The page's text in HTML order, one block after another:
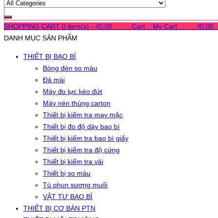
SHOPPING CART 0 item(s) - ₫0.00 Cart My Cart ₫0.00
DANH MỤC SẢN PHẨM
THIẾT BỊ BAO BÌ
Bóng đèn so màu
Đá mài
Máy đo lực kéo đứt
Máy nén thùng carton
Thiết bị kiểm tra may mặc
Thiết bị đo độ dày bao bì
Thiết bị kiểm tra bao bì giấy
Thiết bị kiểm tra độ cứng
Thiết bị kiểm tra vải
Thiết bị so màu
Tủ phun sương muối
VẬT TƯ BAO BÌ
THIẾT BỊ CƠ BẢN PTN